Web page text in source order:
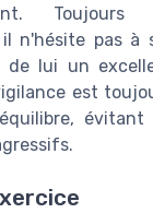
n'hésite pas à
de lui un
est
évitant